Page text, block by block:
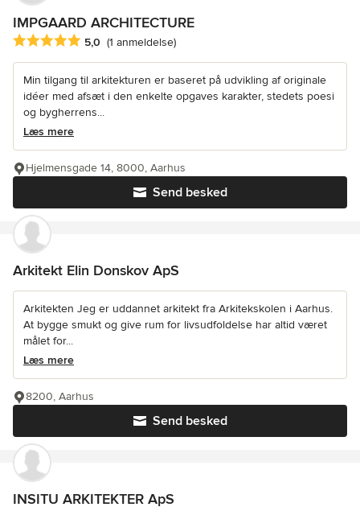
IMPGAARD ARCHITECTURE
Gennemsnitlig bedømmelse: 5 ud af 5 stjerner
5,0 (1 anmeldelse)
Min tilgang til arkitekturen er baseret på udvikling af originale
idéer med afsæt i den enkelte opgaves karakter, stedets poesi
og bygherrens...
Læs mere
Send besked
Hjelmensgade 14, 8000, Aarhus
Arkitekt Elin Donskov ApS
Arkitekten Jeg er uddannet arkitekt fra Arkitekskolen i Aarhus.
At bygge smukt og give rum for livsudfoldelse har altid været
målet for...
Læs mere
Send besked
8200, Aarhus
INSITU ARKITEKTER ApS